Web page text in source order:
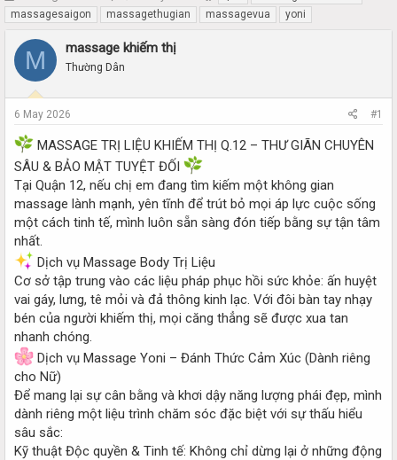
h
r
e
d
a
r
e
t
a
r
massagesaigon
massagethugian massagevua yoni
M massage khiếm thị
Thường Dân
6 May 2026 #1
MASSAGE TRỊ LIỆU KHIẾM THỊ Q.12 – THƯ GIÃN CHUYÊN
SÂU & BẢO MẬT TUYỆT ĐỐI
Tại Quận 12, nếu chị em đang tìm kiếm một không gian
massage lành mạnh, yên tĩnh để trút bỏ mọi áp lực cuộc sống
một cách tinh tế, mình luôn sẵn sàng đón tiếp bằng sự tận tâm
nhất.
Dịch vụ Massage Body Trị Liệu
Cơ sở tập trung vào các liệu pháp phục hồi sức khỏe: ấn huyệt
vai gáy, lưng, tê mỏi và đả thông kinh lạc. Với đôi bàn tay nhạy
bén của người khiếm thị, mọi căng thẳng sẽ được xua tan
nhanh chóng.
Dịch vụ Massage Yoni – Đánh Thức Cảm Xúc (Dành riêng
cho Nữ)
Để mang lại sự cân bằng và khơi dậy năng lượng phái đẹp, mình
dành riêng một liệu trình chăm sóc đặc biệt với sự thấu hiểu
sâu sắc:
Kỹ thuật Độc quyền & Tinh tế: Không chỉ dừng lại ở những động